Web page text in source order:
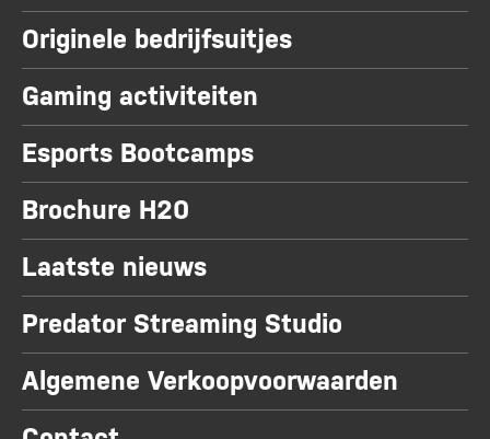
Originele bedrijfsuitjes
Gaming activiteiten
Esports Bootcamps
Brochure H20
Laatste nieuws
Predator Streaming Studio
Algemene Verkoopvoorwaarden